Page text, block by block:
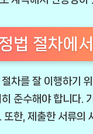
법 절차에
차를 잘 이행하기
준수해야 합니다.
또한, 제출한 서류의